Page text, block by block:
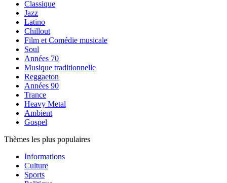
Classique
Jazz
Latino
Chillout
Film et Comédie musicale
Soul
Années 70
Musique traditionnelle
Reggaeton
Années 90
Trance
Heavy Metal
Ambient
Gospel
Thèmes les plus populaires
Informations
Culture
Sports